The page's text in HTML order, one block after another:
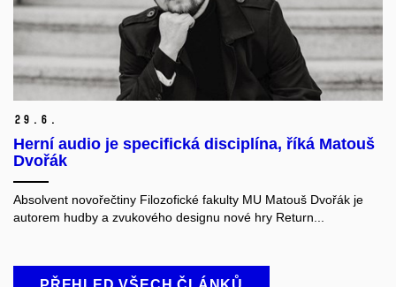
29. 6.
Herní audio je specifická disciplína, říká Matouš
Dvořák
Absolvent novořečtiny Filozofické fakulty MU Matouš Dvořák je
autorem hudby a zvukového designu nové hry Return...